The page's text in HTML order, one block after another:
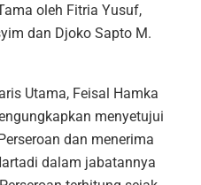
oleh Fitria Yusuf,
dan Djoko Sapto M.
Utama, Feisal Hamka
menyetujui
dan menerima
dalam jabatannya